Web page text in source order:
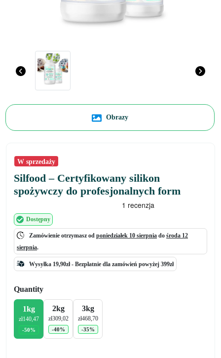
Obrazy
W sprzedaży
Silfood – Certyfikowany silikon
spożywczy do profesjonalnych form
Dostępny
Zamówienie otrzymasz od poniedziałek 10 sierpnia do środa 12
sierpnia.
Wysyłka 19,90zł - Bezpłatnie dla zamówień powyżej 399zł
Quantity
1kg
zł140,47
-50%
2kg
zł309,02
-40%
3kg
zł468,70
-35%